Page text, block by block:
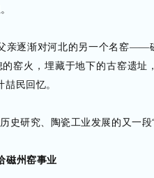
亲逐渐对河北的另一个名窑——
窑火，埋藏于地下的古窑遗
民回忆。
史研究、陶瓷工业发展的又一段
磁州窑事业